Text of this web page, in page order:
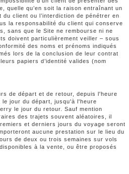
quelle qu’en soit la raison entraînant un
du client ou l’interdiction de pénétrer en
la responsabilité du client qui conserve
sans que le Site ne rembourse ni ne
doivent particulièrement veiller – sous
des noms et prénoms indiqués
lors de la conclusion de leur contrat
papiers d’identité valides (nom
de départ et de retour, depuis l'heure
jour du départ, jusqu'à l'heure
le jour du retour. Sauf mention
des trajets souvent aléatoires, il
et derniers jours du voyage seront
aucune prestation sur le lieu du
de deux ou trois semaines sur vols
à la vente, ou être proposés